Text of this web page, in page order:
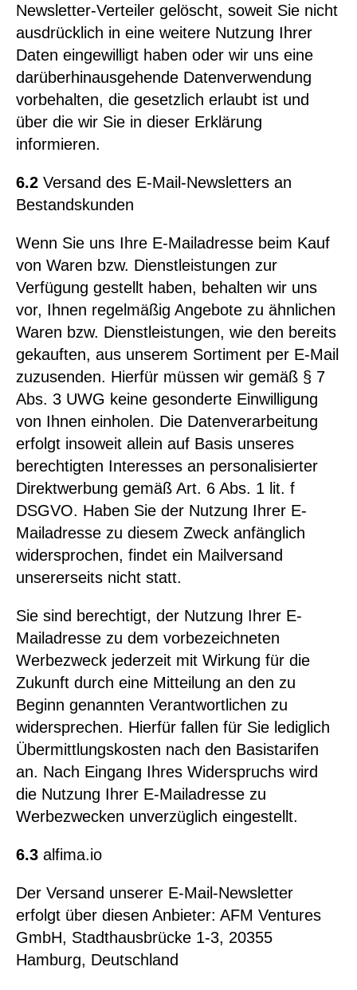
Newsletter-Verteiler gelöscht, soweit Sie nicht
ausdrücklich in eine weitere Nutzung Ihrer
Daten eingewilligt haben oder wir uns eine
darüberhinausgehende Datenverwendung
vorbehalten, die gesetzlich erlaubt ist und
über die wir Sie in dieser Erklärung
informieren.
6.2 Versand des E-Mail-Newsletters an
Bestandskunden
Wenn Sie uns Ihre E-Mailadresse beim Kauf
von Waren bzw. Dienstleistungen zur
Verfügung gestellt haben, behalten wir uns
vor, Ihnen regelmäßig Angebote zu ähnlichen
Waren bzw. Dienstleistungen, wie den bereits
gekauften, aus unserem Sortiment per E-Mail
zuzusenden. Hierfür müssen wir gemäß § 7
Abs. 3 UWG keine gesonderte Einwilligung
von Ihnen einholen. Die Datenverarbeitung
erfolgt insoweit allein auf Basis unseres
berechtigten Interesses an personalisierter
Direktwerbung gemäß Art. 6 Abs. 1 lit. f
DSGVO. Haben Sie der Nutzung Ihrer E-
Mailadresse zu diesem Zweck anfänglich
widersprochen, findet ein Mailversand
unsererseits nicht statt.
Sie sind berechtigt, der Nutzung Ihrer E-
Mailadresse zu dem vorbezeichneten
Werbezweck jederzeit mit Wirkung für die
Zukunft durch eine Mitteilung an den zu
Beginn genannten Verantwortlichen zu
widersprechen. Hierfür fallen für Sie lediglich
Übermittlungskosten nach den Basistarifen
an. Nach Eingang Ihres Widerspruchs wird
die Nutzung Ihrer E-Mailadresse zu
Werbezwecken unverzüglich eingestellt.
6.3 alfima.io
Der Versand unserer E-Mail-Newsletter
erfolgt über diesen Anbieter: AFM Ventures
GmbH, Stadthausbrücke 1-3, 20355
Hamburg, Deutschland